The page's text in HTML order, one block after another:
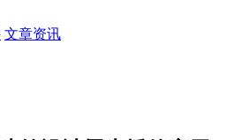
文章资讯